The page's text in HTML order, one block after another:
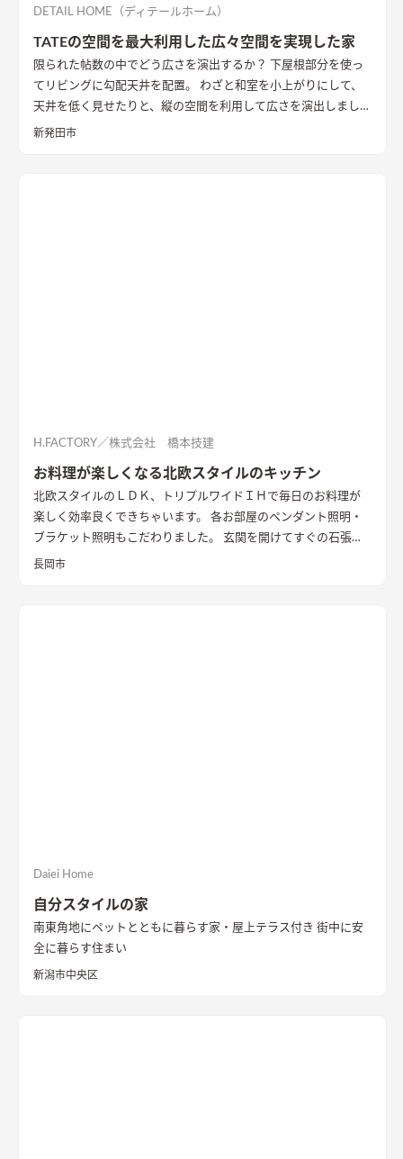
のかと考え、程よい光が注ぐ趣のある坪庭を配し、そこにリビ
空間に仕立て上げた。内部構成では、寝室・ファミリークロー
ゼットも1Fに計画し、ダイニングやキッチン・トイレと隣接し
て計画することで、将来的に1Fのみで生活を完結できる空間構
成とした。 これによって手を入れながら長期的に家族が住ま
い、家族の想いや歴史が刻まれていく住宅になっていくことを
DETAIL HOME（ディテールホーム）
TATEの空間を最大利用した広々空間を実現した家
限られた帖数の中でどう広さを演出するか？ 下屋根部分を使っ
てリビングに勾配天井を配置。 わざと和室を小上がりにして、
天井を低く見せたりと、縦の空間を利用して広さを演出しまし
た。
新発田市
H.FACTORY／株式会社 橋本技建
お料理が楽しくなる北欧スタイルのキッチン
北欧スタイルのＬＤＫ、トリプルワイドＩＨで毎日のお料理が
楽しく効率良くできちゃいます。 各お部屋のペンダント照明・
ブラケット照明もこだわりました。 玄関を開けてすぐの石張り
壁も目をひきます
長岡市
Daiei Home
自分スタイルの家
南東角地にペットとともに暮らす家・屋上テラス付き 街中に安
全に暮らす住まい
新潟市中央区